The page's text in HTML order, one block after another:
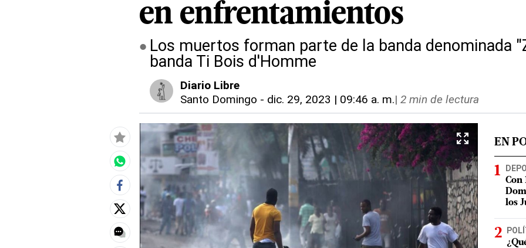
en enfrentamientos
Los muertos forman parte de la banda denominada
banda Ti Bois d'Homme
Diario Libre
Santo Domingo - dic. 29, 2023 | 09:46 a. m.| 2 min de lectura
EN
Con
los